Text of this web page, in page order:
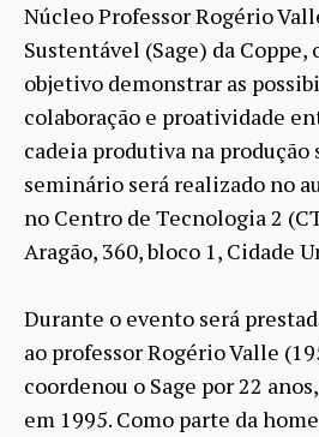
Núcleo Professor Rogério
Sustentável (Sage) da
objetivo demonstrar as
colaboração e proatividade
cadeia produtiva na produção
seminário será realizado no
no Centro de Tecnologia 2
Aragão, 360, bloco 1, Cidade
Durante o evento será
ao professor Rogério Valle
coordenou o Sage por 22
em 1995. Como parte da